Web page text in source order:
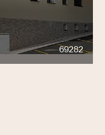
69282